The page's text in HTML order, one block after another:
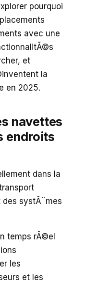
pourquoi
avec une
et
la
en 2025.
navettes
endroits
dans la
systÃ¨mes
temps rÃ©el
les
et les